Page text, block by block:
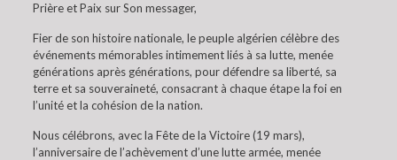
Prière et Paix sur Son messager,
Fier de son histoire nationale, le peuple algérien célèbre des
événements mémorables intimement liés à sa lutte, menée
générations après générations, pour défendre sa liberté, sa
terre et sa souveraineté, consacrant à chaque étape la foi en
l’unité et la cohésion de la nation.
Nous célébrons, avec la Fête de la Victoire (19 mars),
l’anniversaire de l’achèvement d’une lutte armée, menée